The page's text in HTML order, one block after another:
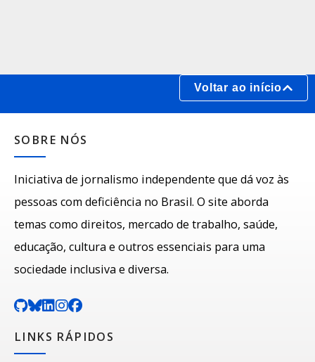
Voltar ao início
SOBRE NÓS
Iniciativa de jornalismo independente que dá voz às
pessoas com deficiência no Brasil. O site aborda
temas como direitos, mercado de trabalho, saúde,
educação, cultura e outros essenciais para uma
sociedade inclusiva e diversa.
LINKS RÁPIDOS